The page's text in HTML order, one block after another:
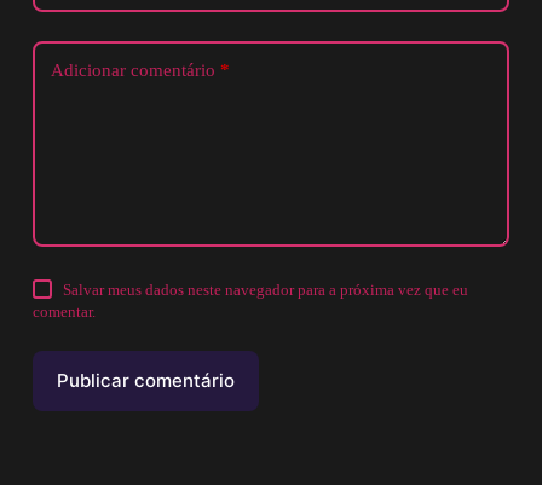
Adicionar comentário *
Salvar meus dados neste navegador para a próxima vez que eu
comentar.
Publicar comentário